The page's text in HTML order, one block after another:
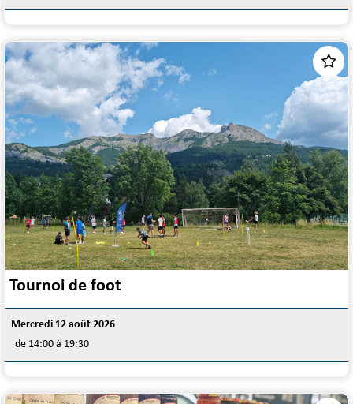
Tournoi de foot
Mercredi 12 août 2026
de 14:00 à 19:30